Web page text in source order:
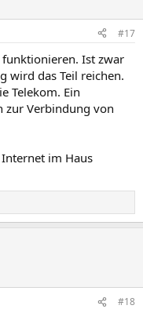
#17
Ist zwar
wird das Teil reichen.
Telekom. Ein
zur Verbindung von
im Haus
#18